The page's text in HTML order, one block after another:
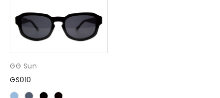
GG Sun
GS010